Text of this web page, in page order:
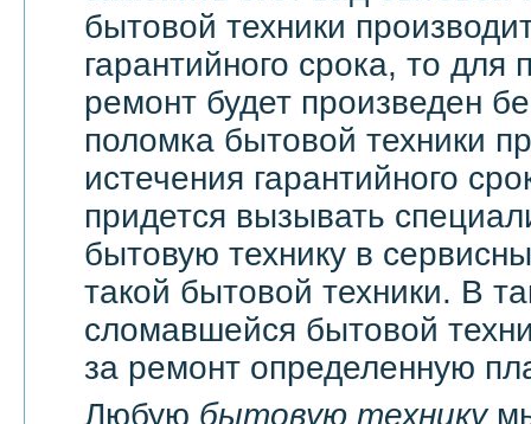
бытовой техники
гарантийного срока, то для
ремонт будет произведен
поломка бытовой техники
истечения гарантийного
придется вызывать
бытовую технику в
такой бытовой техники. В
сломавшейся бытовой
за ремонт определенную
Любую бытовую технику